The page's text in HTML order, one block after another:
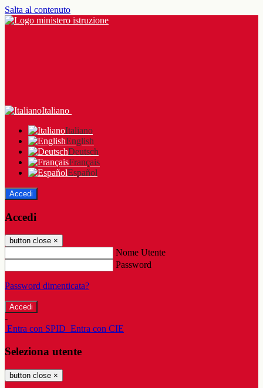
Salta al contenuto
Italiano
Italiano
English
Deutsch
Français
Español
Accedi
Accedi
button close ×
Nome Utente
Password
Password dimenticata?
-
Entra con SPID Entra con CIE
Seleziona utente
button close ×